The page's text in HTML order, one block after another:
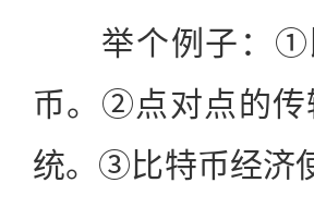
举个例子：①比
币。②点对点的传
统。③比特币经济